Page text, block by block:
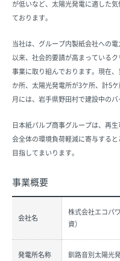
が低いなど、太陽光発電に適した
ております。
当社は、グループ内製紙会社への
以来、社会的要請が高まっている
事業に取り組んでおります。現在
か所、太陽光発電所が3ケ所、計5
月には、岩手県野田村で建設中の
日本紙パルプ商事グループは、再
会全体の環境負荷軽減に寄与する
目指してまいります。
事業概要
会社名
株式会社エコパ
資）
発電所名称 釧路音別太陽光